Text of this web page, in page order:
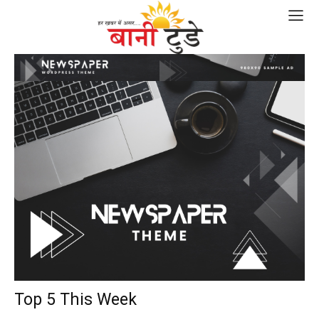
Top 5 This Week